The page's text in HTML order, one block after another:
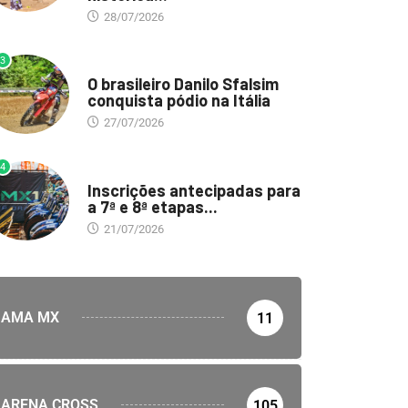
28/07/2026
3
O brasileiro Danilo Sfalsim
conquista pódio na Itália
27/07/2026
4
Inscrições antecipadas para
a 7ª e 8ª etapas...
21/07/2026
AMA MX 11